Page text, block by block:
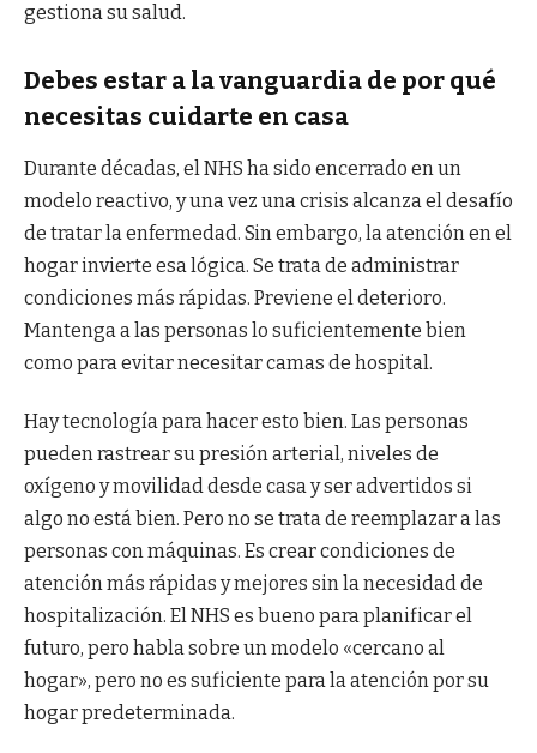
gestiona su salud.
Debes estar a la vanguardia de por qué
necesitas cuidarte en casa
Durante décadas, el NHS ha sido encerrado en un
modelo reactivo, y una vez una crisis alcanza el desafío
de tratar la enfermedad. Sin embargo, la atención en el
hogar invierte esa lógica. Se trata de administrar
condiciones más rápidas. Previene el deterioro.
Mantenga a las personas lo suficientemente bien
como para evitar necesitar camas de hospital.
Hay tecnología para hacer esto bien. Las personas
pueden rastrear su presión arterial, niveles de
oxígeno y movilidad desde casa y ser advertidos si
algo no está bien. Pero no se trata de reemplazar a las
personas con máquinas. Es crear condiciones de
atención más rápidas y mejores sin la necesidad de
hospitalización. El NHS es bueno para planificar el
futuro, pero habla sobre un modelo «cercano al
hogar», pero no es suficiente para la atención por su
hogar predeterminada.